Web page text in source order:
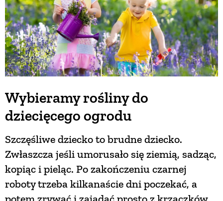
Wybieramy rośliny do
dziecięcego ogrodu
Szczęśliwe dziecko to brudne dziecko.
Zwłaszcza jeśli umorusało się ziemią, sadząc,
kopiąc i pieląc. Po zakończeniu czarnej
roboty trzeba kilkanaście dni poczekać, a